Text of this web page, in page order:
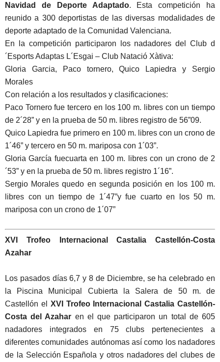
Navidad de Deporte Adaptado. Esta competición ha
reunido a 300 deportistas de las diversas modalidades de
deporte adaptado de la Comunidad Valenciana.
En la competición participaron los nadadores del Club d
´Esports Adaptas L´Esgai – Club Natació Xàtiva:
Gloria Garcia, Paco tornero, Quico Lapiedra y Sergio
Morales
Con relación a los resultados y clasificaciones:
Paco Tornero fue tercero en los 100 m. libres con un tiempo
de 2´28” y en la prueba de 50 m. libres registro de 56”09.
Quico Lapiedra fue primero en 100 m. libres con un crono de
1´46” y tercero en 50 m. mariposa con 1´03”.
Gloria García fuecuarta en 100 m. libres con un crono de 2
´53” y en la prueba de 50 m. libres registro 1´16”.
Sergio Morales quedo en segunda posición en los 100 m.
libres con un tiempo de 1´47”y fue cuarto en los 50 m.
mariposa con un crono de 1´07”
XVI Trofeo Internacional Castalia Castellón-Costa
Azahar
Los pasados días 6,7 y 8 de Diciembre, se ha celebrado en
la Piscina Municipal Cubierta la Salera de 50 m. de
Castellón el XVI Trofeo Internacional Castalia Castellón-
Costa del Azahar en el que participaron un total de 605
nadadores integrados en 75 clubs pertenecientes a
diferentes comunidades autónomas así como los nadadores
de la Selección Española y otros nadadores del clubes de